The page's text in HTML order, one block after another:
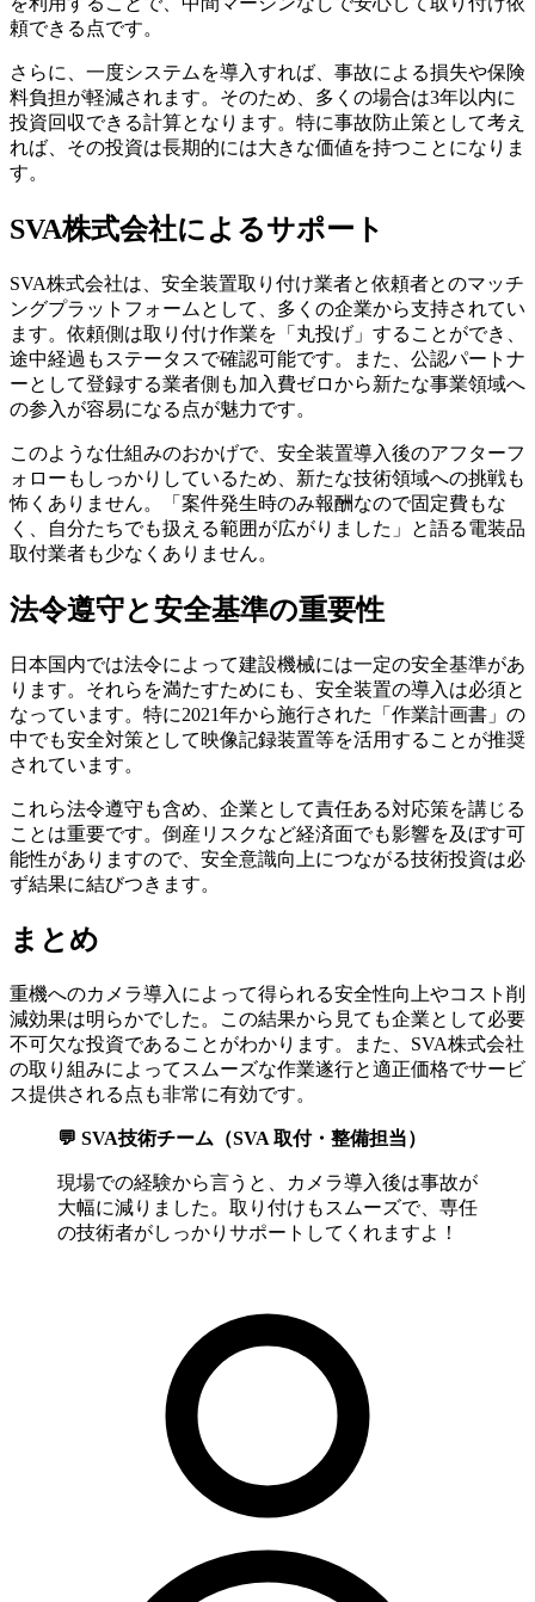
頼できる点です。
さらに、一度システムを導入すれば、事故による損失や保険
料負担が軽減されます。そのため、多くの場合は3年以内に
投資回収できる計算となります。特に事故防止策として考え
れば、その投資は長期的には大きな価値を持つことになりま
す。
SVA株式会社によるサポート
SVA株式会社は、安全装置取り付け業者と依頼者とのマッチ
ングプラットフォームとして、多くの企業から支持されてい
ます。依頼側は取り付け作業を「丸投げ」することができ、
途中経過もステータスで確認可能です。また、公認パートナ
ーとして登録する業者側も加入費ゼロから新たな事業領域へ
の参入が容易になる点が魅力です。
このような仕組みのおかげで、安全装置導入後のアフターフ
ォローもしっかりしているため、新たな技術領域への挑戦も
怖くありません。「案件発生時のみ報酬なので固定費もな
く、自分たちでも扱える範囲が広がりました」と語る電装品
取付業者も少なくありません。
法令遵守と安全基準の重要性
日本国内では法令によって建設機械には一定の安全基準があ
ります。それらを満たすためにも、安全装置の導入は必須と
なっています。特に2021年から施行された「作業計画書」の
中でも安全対策として映像記録装置等を活用することが推奨
されています。
これら法令遵守も含め、企業として責任ある対応策を講じる
ことは重要です。倒産リスクなど経済面でも影響を及ぼす可
能性がありますので、安全意識向上につながる技術投資は必
ず結果に結びつきます。
まとめ
重機へのカメラ導入によって得られる安全性向上やコスト削
減効果は明らかでした。この結果から見ても企業として必要
不可欠な投資であることがわかります。また、SVA株式会社
の取り組みによってスムーズな作業遂行と適正価格でサービ
ス提供される点も非常に有効です。
💬 SVA技術チーム（SVA 取付・整備担当）
現場での経験から言うと、カメラ導入後は事故が
大幅に減りました。取り付けもスムーズで、専任
の技術者がしっかりサポートしてくれますよ！